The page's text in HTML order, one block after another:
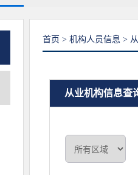
首页 > 机构人员信息 >
从业机构信息查